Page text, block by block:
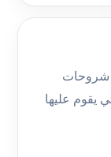
شروحات
يقوم عليها